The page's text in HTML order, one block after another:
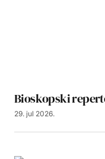
Bioskopski
29. jul 2026.